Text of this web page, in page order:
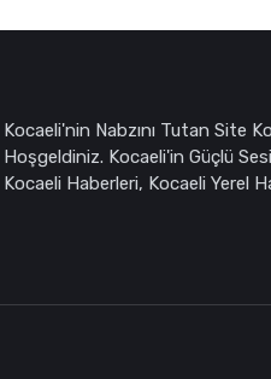
Kocaeli'nin Nabzını Tutan Site
Hoşgeldiniz. Kocaeli'in Güçlü
Kocaeli Haberleri, Kocaeli Yerel